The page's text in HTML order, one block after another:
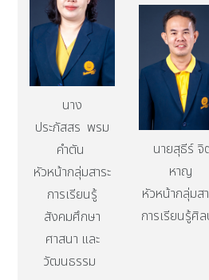
นาง
ประภัสสร พรม
คำตัน
หัวหน้ากลุ่มสาระ
การเรียนรู้
สังคมศึกษา
ศาสนา และ
วัฒนธรรม
นายสุธีร์ จิ
หาญ
หัวหน้ากลุ่มส
การเรียนรู้ศิล